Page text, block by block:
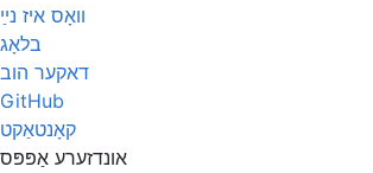
װאָס איז נײַ
בלאָג
דאקער הוב
GitHub
קאָנטאַקט
אונדזערע אַפּפּס